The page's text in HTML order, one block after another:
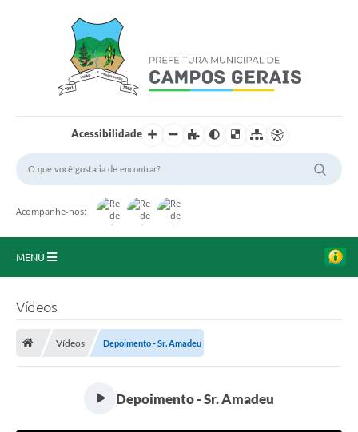
Acessibilidade
Acompanhe-nos:
MENU
Vídeos
Vídeos Depoimento - Sr. Amadeu
Depoimento - Sr. Amadeu